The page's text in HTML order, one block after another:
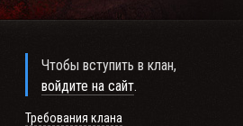
Чтобы вступить в клан,
войдите на сайт.
Требования клана